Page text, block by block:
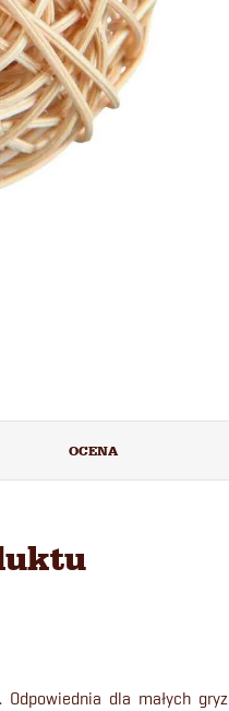
OCENA
dla małych